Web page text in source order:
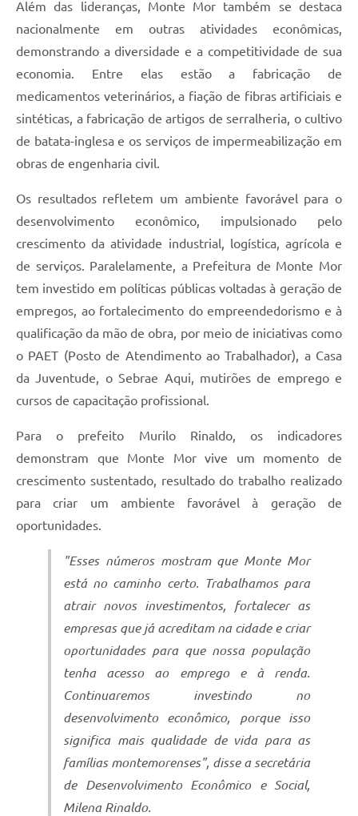
Além das lideranças, Monte Mor também se destaca
nacionalmente em outras atividades econômicas,
demonstrando a diversidade e a competitividade de sua
economia. Entre elas estão a fabricação de
medicamentos veterinários, a fiação de fibras artificiais e
sintéticas, a fabricação de artigos de serralheria, o cultivo
de batata-inglesa e os serviços de impermeabilização em
obras de engenharia civil.
Os resultados refletem um ambiente favorável para o
desenvolvimento econômico, impulsionado pelo
crescimento da atividade industrial, logística, agrícola e
de serviços. Paralelamente, a Prefeitura de Monte Mor
tem investido em políticas públicas voltadas à geração de
empregos, ao fortalecimento do empreendedorismo e à
qualificação da mão de obra, por meio de iniciativas como
o PAET (Posto de Atendimento ao Trabalhador), a Casa
da Juventude, o Sebrae Aqui, mutirões de emprego e
cursos de capacitação profissional.
Para o prefeito Murilo Rinaldo, os indicadores
demonstram que Monte Mor vive um momento de
crescimento sustentado, resultado do trabalho realizado
para criar um ambiente favorável à geração de
oportunidades.
"Esses números mostram que Monte Mor
está no caminho certo. Trabalhamos para
atrair novos investimentos, fortalecer as
empresas que já acreditam na cidade e criar
oportunidades para que nossa população
tenha acesso ao emprego e à renda.
Continuaremos investindo no
desenvolvimento econômico, porque isso
significa mais qualidade de vida para as
famílias montemorenses", disse a secretária
de Desenvolvimento Econômico e Social,
Milena Rinaldo.